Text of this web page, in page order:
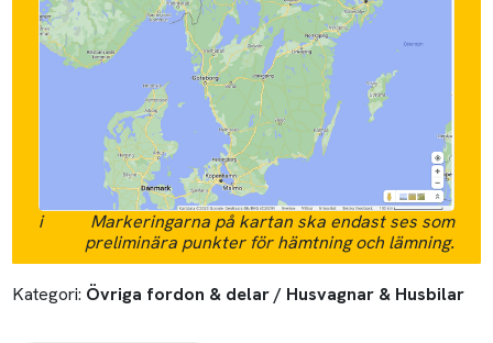
i
Markeringarna på kartan ska endast ses som
preliminära punkter för hämtning och lämning.
Kategori: Övriga fordon & delar / Husvagnar & Husbilar